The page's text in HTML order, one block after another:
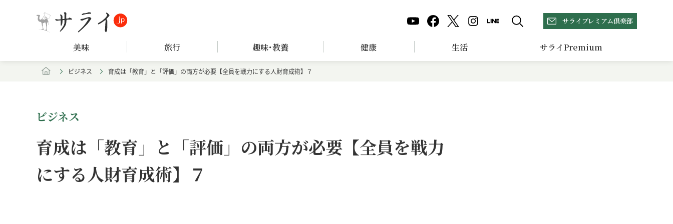
サライプレミアム倶楽部
美味 旅行 趣味･教養 健康 生活 サライPremium
ビジネス 育成は「教育」と「評価」の両方が必要【全員を戦力にする人財育成術】７
ビジネス
育成は「教育」と「評価」の両方が必要【全員を戦力
にする人財育成術】７